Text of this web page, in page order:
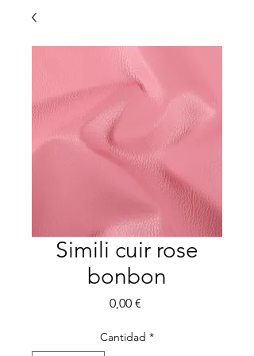
Simili cuir rose
bonbon
0,00 €Precio
Cantidad *